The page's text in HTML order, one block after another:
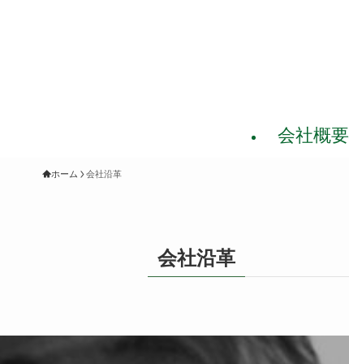
会社概要
ホーム 会社沿革
会社沿革